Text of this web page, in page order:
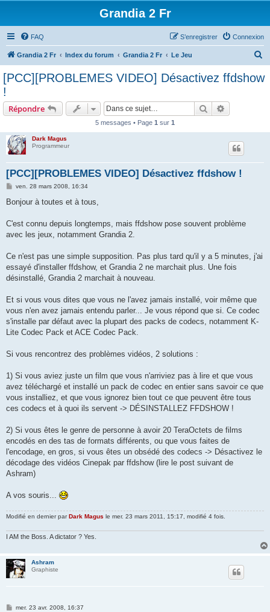
Grandia 2 Fr
FAQ Connexion
S’enregistrer
Grandia 2 Fr Index du forum Grandia 2 Fr Le Jeu
c
[PCC][PROBLEMES VIDEO] Désactivez ffdshow
!
Répondre Rechercher
5 messages • Page 1 sur 1
Dark Magus
Programmeur
[PCC][PROBLEMES VIDEO] Désactivez ffdshow !
M
s
g
ven. 28 mars 2008, 16:34
Bonjour à toutes et à tous,
C'est connu depuis longtemps, mais ffdshow pose souvent problème
avec les jeux, notamment Grandia 2.
Ce n'est pas une simple supposition. Pas plus tard qu'il y a 5 minutes, j'ai
essayé d'installer ffdshow, et Grandia 2 ne marchait plus. Une fois
désinstallé, Grandia 2 marchait à nouveau.
Et si vous vous dites que vous ne l'avez jamais installé, voir même que
vous n'en avez jamais entendu parler... Je vous répond que si. Ce codec
s'installe par défaut avec la plupart des packs de codecs, notamment K-
Lite Codec Pack et ACE Codec Pack.
Si vous rencontrez des problèmes vidéos, 2 solutions :
1) Si vous aviez juste un film que vous n'arriviez pas à lire et que vous
avez téléchargé et installé un pack de codec en entier sans savoir ce que
vous installiez, et que vous ignorez bien tout ce que peuvent être tous
ces codecs et à quoi ils servent -> DÉSINSTALLEZ FFDSHOW !
2) Si vous êtes le genre de personne à avoir 20 TeraOctets de films
encodés en des tas de formats différents, ou que vous faites de
l'encodage, en gros, si vous êtes un obsédé des codecs -> Désactivez le
décodage des vidéos Cinepak par ffdshow (lire le post suivant de
Ashram)
A vos souris...
Modifié en dernier parDark Magus le mer. 23 mars 2011, 15:17, modifié 4 fois.
I AM the Boss. A dictator ? Yes.
Ashram
Graphiste
Mmer. 23 avr. 2008, 16:37